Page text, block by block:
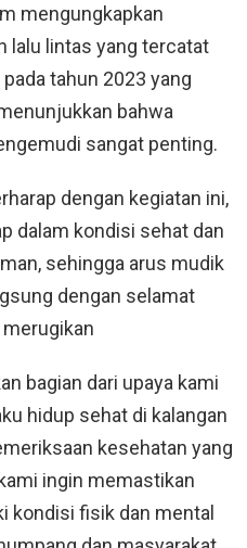
mengungkapkan
lalu lintas yang tercatat
tahun 2023 yang
bahwa
sangat penting.
dengan kegiatan ini,
dalam kondisi sehat dan
sehingga arus mudik
dengan selamat
bagian dari upaya kami
hidup sehat di kalangan
kesehatan yang
ingin memastikan
kondisi fisik dan mental